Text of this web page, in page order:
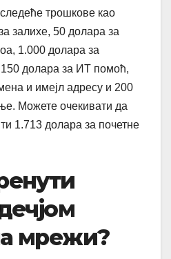
трошкове као
залихе, 50 долара за
1.000 долара за
долара за ИТ помоћ,
и имејл адресу и 200
Можете очекивати да
1.713 долара за почетне
мрежи?